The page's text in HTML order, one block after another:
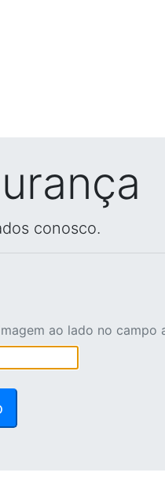
conosco.
ao lado no campo